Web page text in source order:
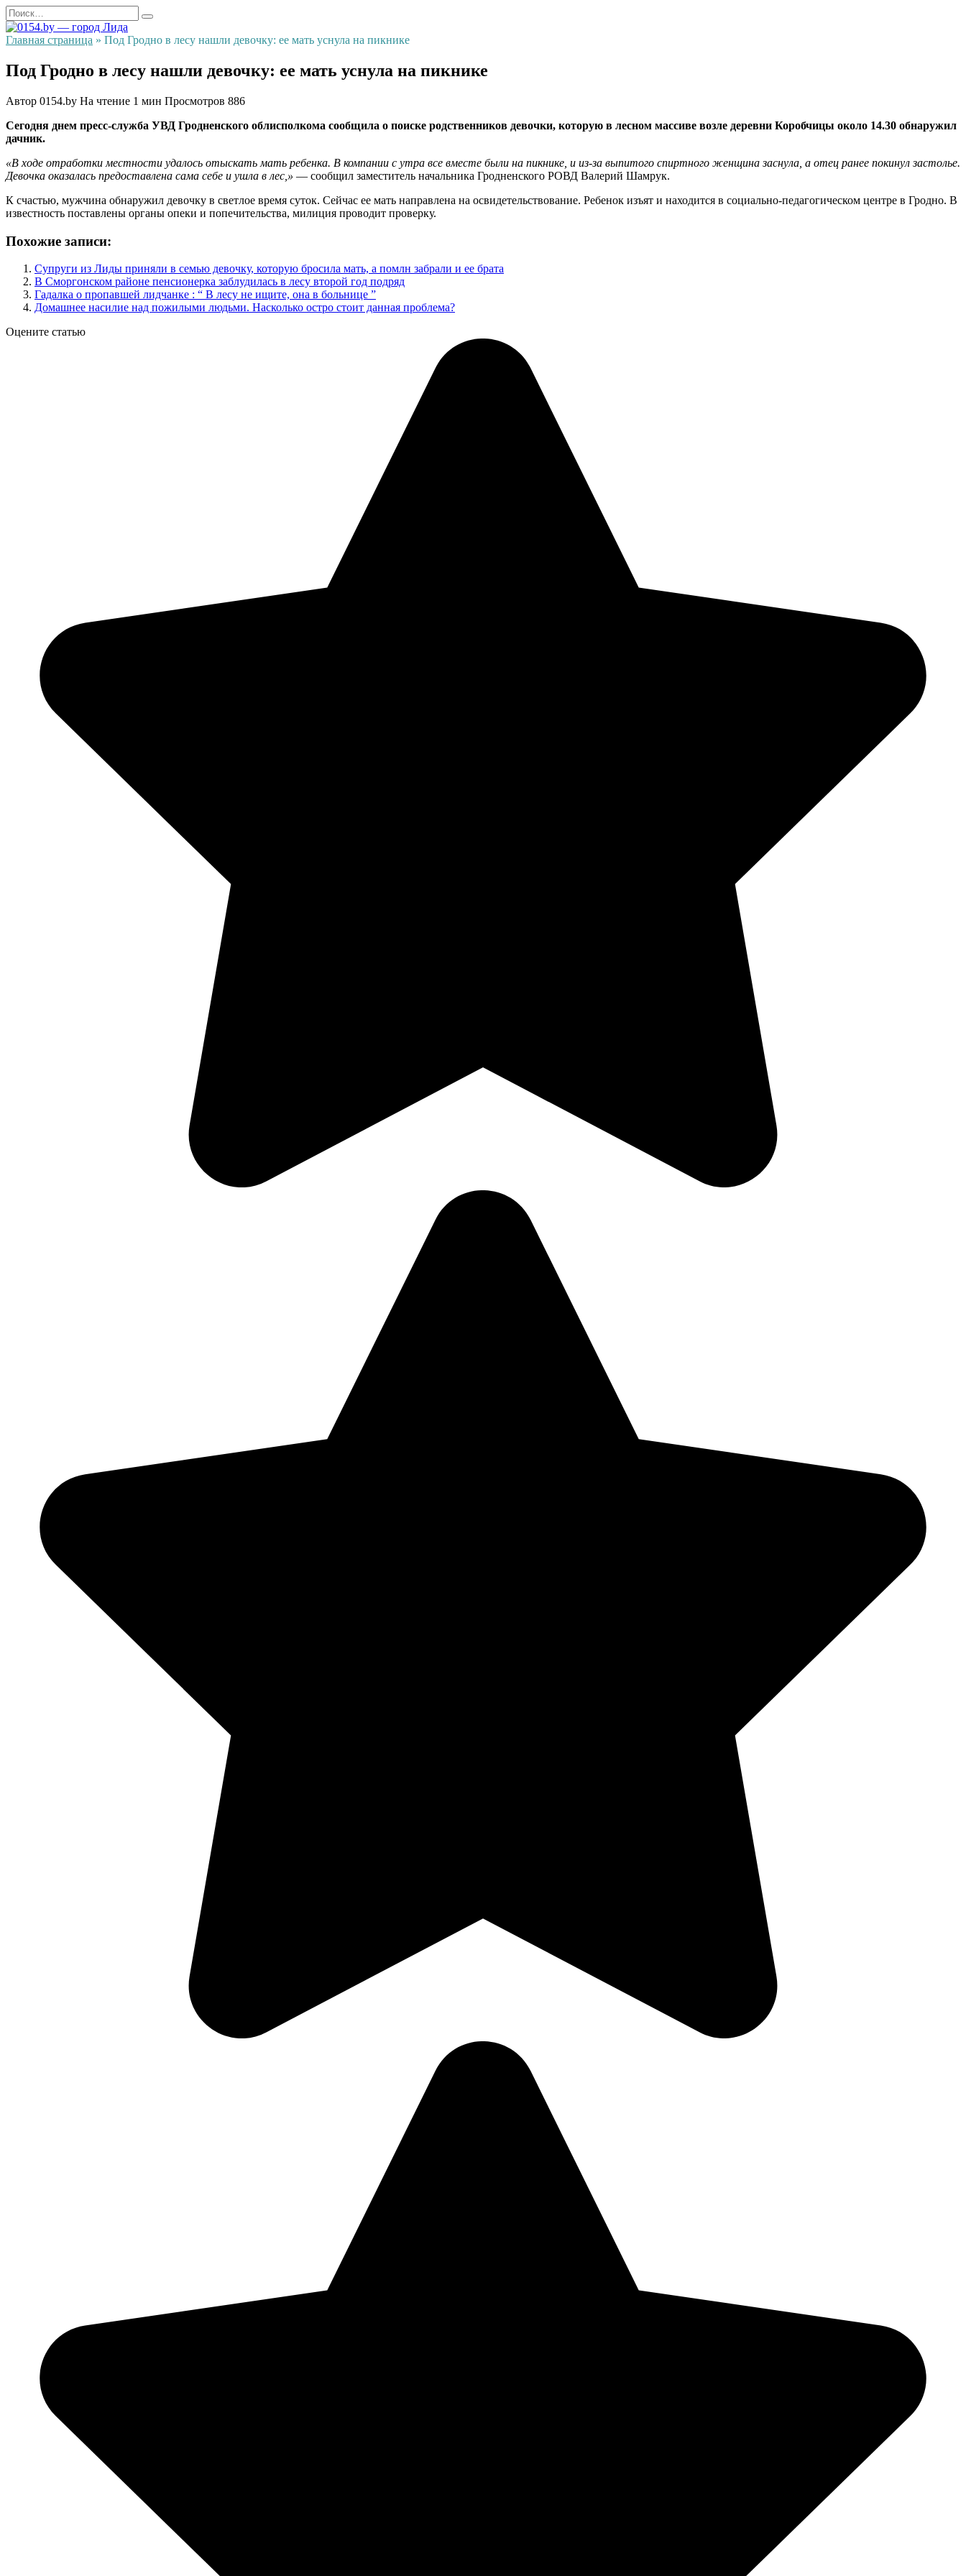
Перейти
к
содержанию
Search
for:
Главная страница » Под Гродно в лесу нашли девочку: ее мать уснула на пикнике
Под Гродно в лесу нашли девочку: ее мать уснула на пикнике
Автор 0154.by На чтение 1 мин Просмотров 886
Сегодня днем пресс-служба УВД Гродненского облисполкома сообщила о поиске родственников девочки, которую в лесном массиве возле деревни Коробчицы около 14.30 обнаружил
дачник.
«В ходе отработки местности удалось отыскать мать ребенка. В компании с утра все вместе были на пикнике, и из-за выпитого спиртного женщина заснула, а отец ранее покинул застолье.
Девочка оказалась предоставлена сама себе и ушла в лес,» — сообщил заместитель начальника Гродненского РОВД Валерий Шамрук.
К счастью, мужчина обнаружил девочку в светлое время суток. Сейчас ее мать направлена на освидетельствование. Ребенок изъят и находится в социально-педагогическом центре в Гродно. В
известность поставлены органы опеки и попечительства, милиция проводит проверку.
Похожие записи:
Супруги из Лиды приняли в семью девочку, которую бросила мать, а помлн забрали и ее брата
В Сморгонском районе пенсионерка заблудилась в лесу второй год подряд
Гадалка о пропавшей лидчанке : “ В лесу не ищите, она в больнице ”
Домашнее насилие над пожилыми людьми. Насколько остро стоит данная проблема?
Оцените статью